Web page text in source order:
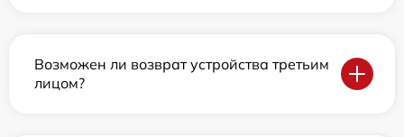
Возможен ли возврат устройства третьим
лицом?